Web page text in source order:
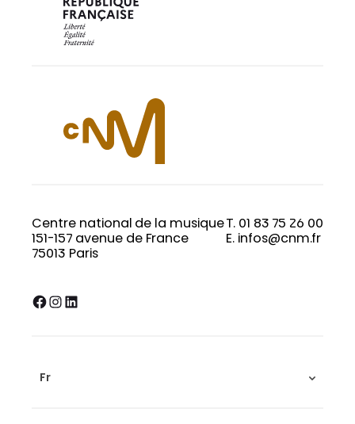
Centre national de la musique
151-157 avenue de France
75013 Paris
T. 01 83 75 26 00
E. infos@cnm.fr
Facebook InstagramLinkedIn
Fr